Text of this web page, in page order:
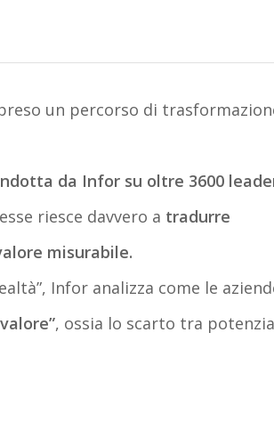
un percorso di
da Infor su oltre 3600
riesce davvero a tradurre
misurabile.
, Infor analizza come le
, ossia lo scarto tra